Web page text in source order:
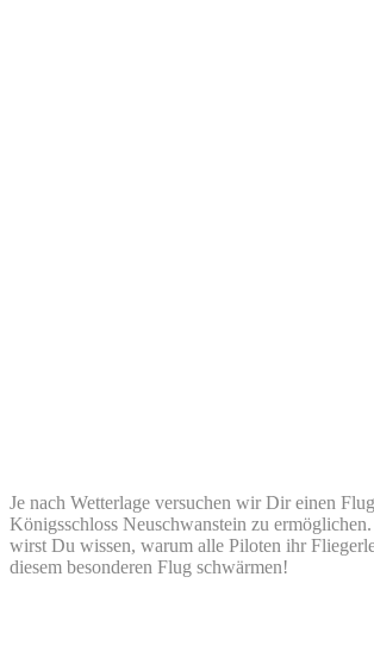
Je nach Wetterlage versuchen wir Dir einen
Königsschloss Neuschwanstein zu ermöglichen.
wirst Du wissen, warum alle Piloten ihr
diesem besonderen Flug schwärmen!